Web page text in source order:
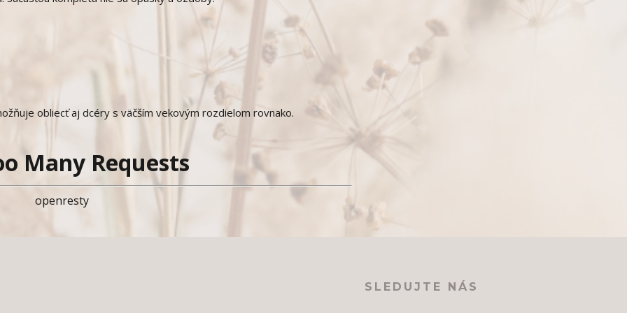
obliecť aj dcéry s väčším vekovým rozdielom rovnako.
Many Requests
openresty
SLEDUJTE NÁS